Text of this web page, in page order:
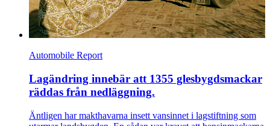
Automobile Report
Lagändring innebär att 1355 glesbygdsmackar
räddas från nedläggning.
Äntligen har makthavarna insett vansinnet i lagstiftning som